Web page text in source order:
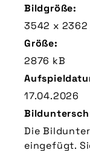
Bildgröße:
3542 x 2362
Größe:
2876 kB
17.04.2026
Die
eingefügt.